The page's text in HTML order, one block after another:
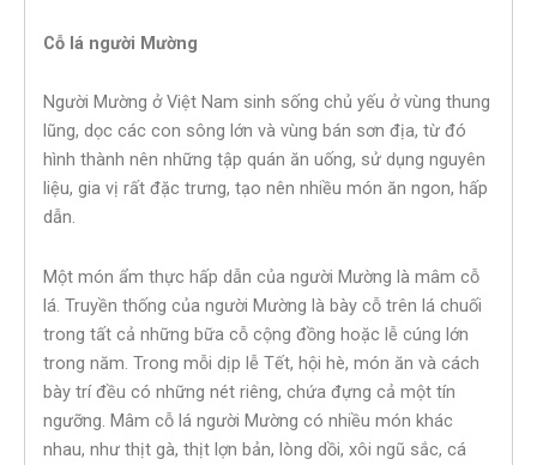
Cỗ lá người Mường
Người Mường ở Việt Nam sinh sống chủ yếu ở vùng thung
lũng, dọc các con sông lớn và vùng bán sơn địa, từ đó
hình thành nên những tập quán ăn uống, sử dụng nguyên
liệu, gia vị rất đặc trưng, tạo nên nhiều món ăn ngon, hấp
dẫn.
Một món ẩm thực hấp dẫn của người Mường là mâm cỗ
lá. Truyền thống của người Mường là bày cỗ trên lá chuối
trong tất cả những bữa cỗ cộng đồng hoặc lễ cúng lớn
trong năm. Trong mỗi dịp lễ Tết, hội hè, món ăn và cách
bày trí đều có những nét riêng, chứa đựng cả một tín
ngưỡng. Mâm cỗ lá người Mường có nhiều món khác
nhau, như thịt gà, thịt lợn bản, lòng dồi, xôi ngũ sắc, cá